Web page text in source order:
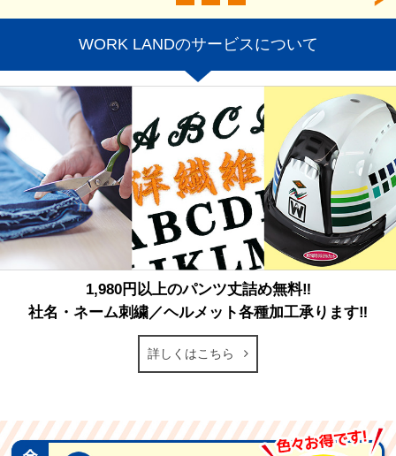
WORK LANDのサービスについて
1,980円以上のパンツ丈詰め無料‼
社名・ネーム刺繍／ヘルメット各種加工承ります‼
詳しくはこちら